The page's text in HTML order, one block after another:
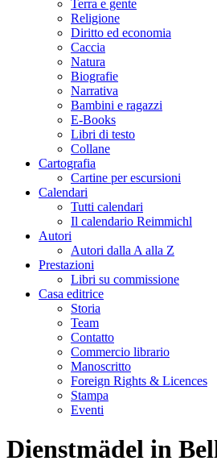
Terra e gente
Religione
Diritto ed economia
Caccia
Natura
Biografie
Narrativa
Bambini e ragazzi
E-Books
Libri di testo
Collane
Cartografia
Cartine per escursioni
Calendari
Tutti calendari
Il calendario Reimmichl
Autori
Autori dalla A alla Z
Prestazioni
Libri su commissione
Casa editrice
Storia
Team
Contatto
Commercio librario
Manoscritto
Foreign Rights & Licences
Stampa
Eventi
Dienstmädel in